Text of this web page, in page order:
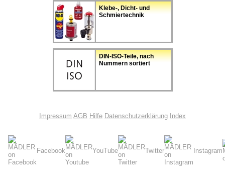
Klebe-, Dicht- und
Schmiertechnik
DIN-ISO-Teile, nach
Nummern sortiert
Impressum AGB Hilfe Datenschutzerklärung Index
Facebook YouTube Twitter Instagram